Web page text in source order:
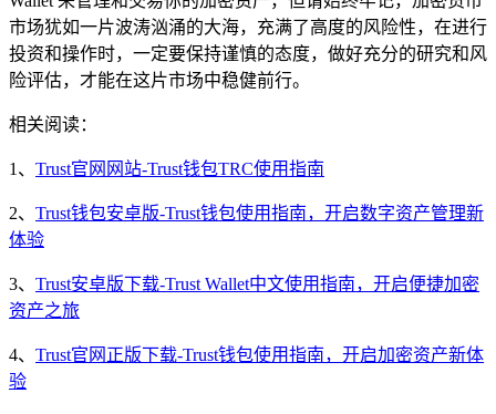
市场犹如一片波涛汹涌的大海，充满了高度的风险性，在进行
投资和操作时，一定要保持谨慎的态度，做好充分的研究和风
险评估，才能在这片市场中稳健前行。
相关阅读：
1、 Trust官网网站-Trust钱包TRC使用指南
2、 Trust钱包安卓版-Trust钱包使用指南，开启数字资产管理新
体验
3、 Trust安卓版下载-Trust Wallet中文使用指南，开启便捷加密
资产之旅
4、 Trust官网正版下载-Trust钱包使用指南，开启加密资产新体
验